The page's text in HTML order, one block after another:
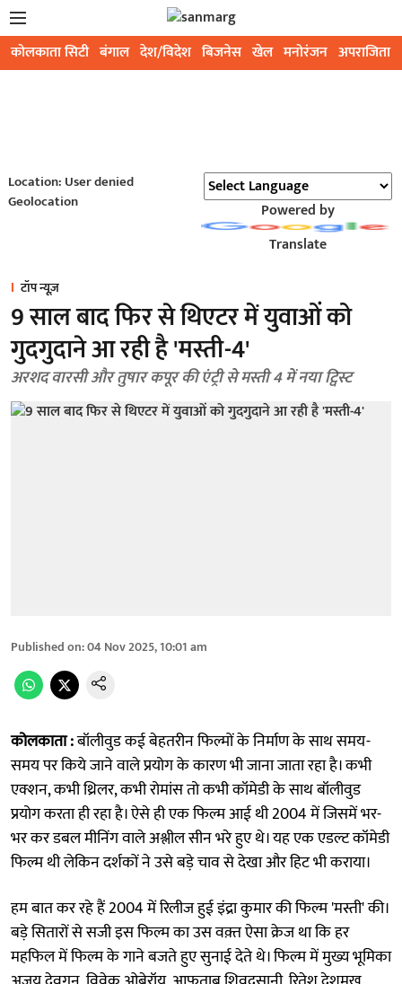
कोलकाता सिटी बंगाल देश/विदेश बिजनेस खेल मनोरंजन अपराजिता
Location: User denied
Geolocation
Powered by
Translate
टॉप न्यूज़
9 साल बाद फिर से थिएटर में युवाओं को
गुदगुदाने आ रही है 'मस्ती-4'
अरशद वारसी और तुषार कपूर की एंट्री से मस्ती 4 में नया ट्विस्ट
Published on:04 Nov 2025, 10:01 am
कोलकाता :बॉलीवुड कई बेहतरीन फिल्मों के निर्माण के साथ समय-
समय पर किये जाने वाले प्रयोग के कारण भी जाना जाता रहा है। कभी
एक्शन, कभी थ्रिलर, कभी रोमांस तो कभी कॉमेडी के साथ बॉलीवुड
प्रयोग करता ही रहा है। ऐसे ही एक फिल्म आई थी 2004 में जिसमें भर-
भर कर डबल मीनिंग वाले अश्लील सीन भरे हुए थे। यह एक एडल्ट कॉमेडी
फिल्म थी लेकिन दर्शकों ने उसे बड़े चाव से देखा और हिट भी कराया।
हम बात कर रहे हैं 2004 में रिलीज हुई इंद्रा कुमार की फिल्म 'मस्ती' की।
बड़े सितारों से सजी इस फिल्म का उस वक़्त ऐसा क्रेज था कि हर
महफिल में फिल्म के गाने बजते हुए सुनाई देते थे। फिल्म में मुख्य भूमिका